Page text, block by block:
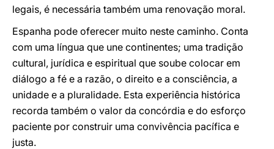
legais, é necessária também uma renovação moral.
Espanha pode oferecer muito neste caminho. Conta
com uma língua que une continentes; uma tradição
cultural, jurídica e espiritual que soube colocar em
diálogo a fé e a razão, o direito e a consciência, a
unidade e a pluralidade. Esta experiência histórica
recorda também o valor da concórdia e do esforço
paciente por construir uma convivência pacífica e
justa.